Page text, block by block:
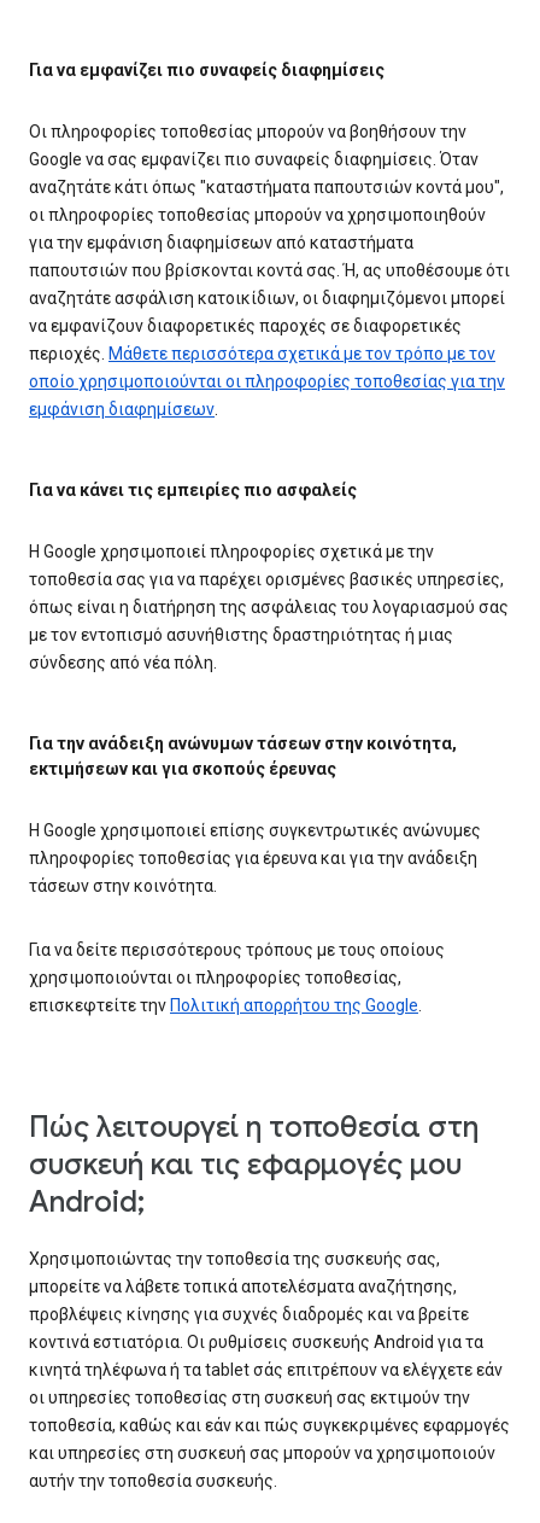
Για να εμφανίζει πιο συναφείς διαφημίσεις
Οι πληροφορίες τοποθεσίας μπορούν να βοηθήσουν την
Google να σας εμφανίζει πιο συναφείς διαφημίσεις. Όταν
αναζητάτε κάτι όπως "καταστήματα παπουτσιών κοντά μου",
οι πληροφορίες τοποθεσίας μπορούν να χρησιμοποιηθούν
για την εμφάνιση διαφημίσεων από καταστήματα
παπουτσιών που βρίσκονται κοντά σας. Ή, ας υποθέσουμε ότι
αναζητάτε ασφάλιση κατοικίδιων, οι διαφημιζόμενοι μπορεί
να εμφανίζουν διαφορετικές παροχές σε διαφορετικές
περιοχές. Μάθετε περισσότερα σχετικά με τον τρόπο με τον
οποίο χρησιμοποιούνται οι πληροφορίες τοποθεσίας για την
εμφάνιση διαφημίσεων
Για να κάνει τις εμπειρίες πιο ασφαλείς
Η Google χρησιμοποιεί πληροφορίες σχετικά με την
τοποθεσία σας για να παρέχει ορισμένες βασικές υπηρεσίες,
όπως είναι η διατήρηση της ασφάλειας του λογαριασμού σας
με τον εντοπισμό ασυνήθιστης δραστηριότητας ή μιας
σύνδεσης από νέα πόλη.
Για την ανάδειξη ανώνυμων τάσεων στην κοινότητα,
εκτιμήσεων και για σκοπούς έρευνας
Η Google χρησιμοποιεί επίσης συγκεντρωτικές ανώνυμες
πληροφορίες τοποθεσίας για έρευνα και για την ανάδειξη
τάσεων στην κοινότητα.
Για να δείτε περισσότερους τρόπους με τους οποίους
χρησιμοποιούνται οι πληροφορίες τοποθεσίας,
επισκεφτείτε την Πολιτική απορρήτου της Google
Πώς λειτουργεί η τοποθεσία στη
συσκευή και τις εφαρμογές μου
Android;
Χρησιμοποιώντας την τοποθεσία της συσκευής σας,
μπορείτε να λάβετε τοπικά αποτελέσματα αναζήτησης,
προβλέψεις κίνησης για συχνές διαδρομές και να βρείτε
κοντινά εστιατόρια. Οι ρυθμίσεις συσκευής Android για τα
κινητά τηλέφωνα ή τα tablet σάς επιτρέπουν να ελέγχετε εάν
οι υπηρεσίες τοποθεσίας στη συσκευή σας εκτιμούν την
τοποθεσία, καθώς και εάν και πώς συγκεκριμένες εφαρμογές
και υπηρεσίες στη συσκευή σας μπορούν να χρησιμοποιούν
αυτήν την τοποθεσία συσκευής.